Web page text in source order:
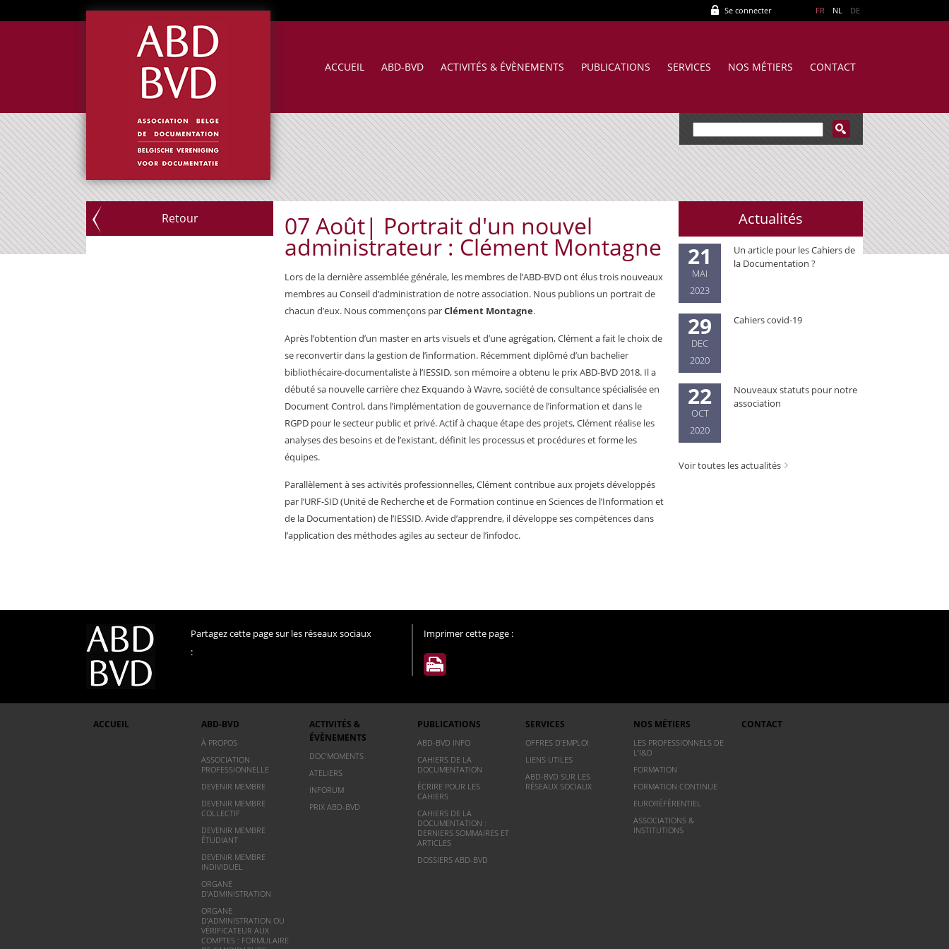
Se connecter FR NL DE
ACCUEIL ABD-BVD ACTIVITÉS & ÉVÈNEMENTS PUBLICATIONS SERVICES NOS MÉTIERS CONTACT
Retour 07 Août| Portrait d'un nouvel
administrateur : Clément Montagne
Lors de la dernière assemblée générale, les membres de l’ABD-BVD ont élus trois nouveaux
membres au Conseil d’administration de notre association. Nous publions un portrait de
chacun d’eux. Nous commençons parClément Montagne.
Après l’obtention d’un master en arts visuels et d’une agrégation, Clément a fait le choix de
se reconvertir dans la gestion de l’information. Récemment diplômé d’un bachelier
bibliothécaire-documentaliste à l’IESSID, son mémoire a obtenu le prix ABD-BVD 2018. Il a
débuté sa nouvelle carrière chez Exquando à Wavre, société de consultance spécialisée en
Document Control, dans l’implémentation de gouvernance de l’information et dans le
RGPD pour le secteur public et privé. Actif à chaque étape des projets, Clément réalise les
analyses des besoins et de l’existant, définit les processus et procédures et forme les
équipes.
Parallèlement à ses activités professionnelles, Clément contribue aux projets développés
par l’URF-SID (Unité de Recherche et de Formation continue en Sciences de l’Information et
de la Documentation) de l’IESSID. Avide d’apprendre, il développe ses compétences dans
l’application des méthodes agiles au secteur de l’infodoc.
Actualités
21
MAI
2023
Un article pour les Cahiers de
la Documentation ?
29
DEC
2020
Cahiers covid-19
22
OCT
2020
Nouveaux statuts pour notre
association
Voir toutes les actualités
Partagez cette page sur les réseaux sociaux
:
Imprimer cette page :
ACCUEIL ABD-BVD
À PROPOS
ASSOCIATION
PROFESSIONNELLE
DEVENIR MEMBRE
DEVENIR MEMBRE
COLLECTIF
DEVENIR MEMBRE
ÉTUDIANT
DEVENIR MEMBRE
INDIVIDUEL
ORGANE
D’ADMINISTRATION
ORGANE
D’ADMINISTRATION OU
VÉRIFICATEUR AUX
COMPTES : FORMULAIRE
ACTIVITÉS &
ÉVÈNEMENTS
DOC’MOMENTS
ATELIERS
INFORUM
PRIX ABD-BVD
PUBLICATIONS
ABD-BVD INFO
CAHIERS DE LA
DOCUMENTATION
ÉCRIRE POUR LES
CAHIERS
CAHIERS DE LA
DOCUMENTATION :
DERNIERS SOMMAIRES ET
ARTICLES
DOSSIERS ABD-BVD
SERVICES
OFFRES D’EMPLOI
LIENS UTILES
ABD-BVD SUR LES
RÉSEAUX SOCIAUX
NOS MÉTIERS
LES PROFESSIONNELS DE
L’I&D
FORMATION
FORMATION CONTINUE
EURORÉFÉRENTIEL
ASSOCIATIONS &
INSTITUTIONS
CONTACT